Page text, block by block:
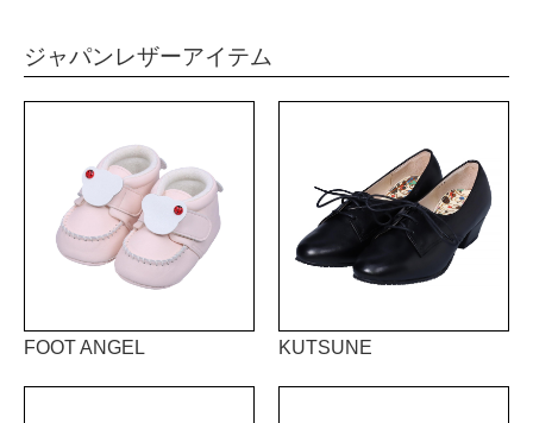
ジャパンレザーアイテム
FOOT ANGEL KUTSUNE